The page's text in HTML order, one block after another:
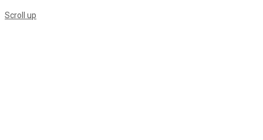
Scroll up